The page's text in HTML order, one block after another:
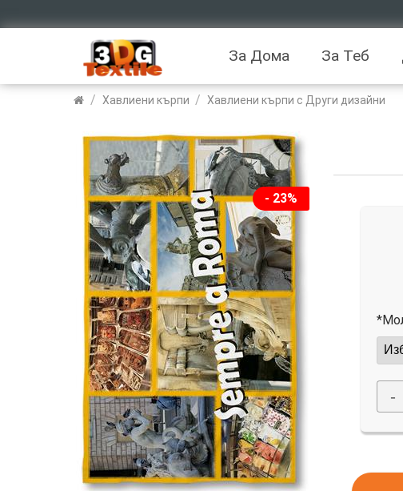
За Дома За Теб
/ Хавлиени кърпи / Хавлиени кърпи с Други дизайни
- 23%
-